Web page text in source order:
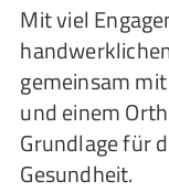
Mit viel
gemeinsam
und einem
Grundlage für
Gesundheit.